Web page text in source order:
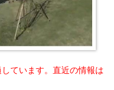
ています。直近の情報は